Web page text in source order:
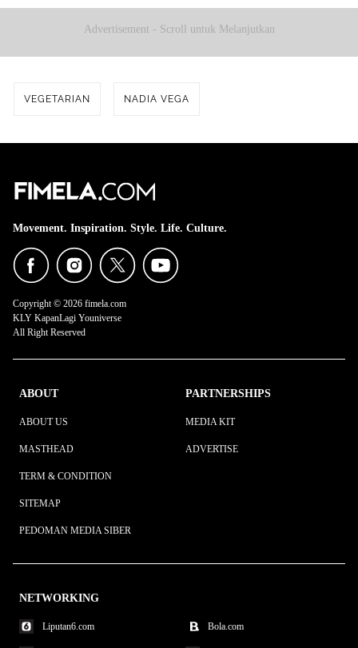
Advertisement - Scroll untuk Melanjutkan
VEGETARIAN NADIA VEGA
Movement. Inspiration. Style. Life. Culture.
Copyright © 2026 fimela.com
KLY KapanLagi Youniverse
All Right Reserved
ABOUT
ABOUT US
MASTHEAD
TERM & CONDITION
SITEMAP
PEDOMAN MEDIA SIBER
PARTNERSHIPS
MEDIA KIT
ADVERTISE
NETWORKING
Liputan6.com Bola.com